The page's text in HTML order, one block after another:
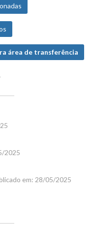
área de transferência
2025
em: 28/05/2025